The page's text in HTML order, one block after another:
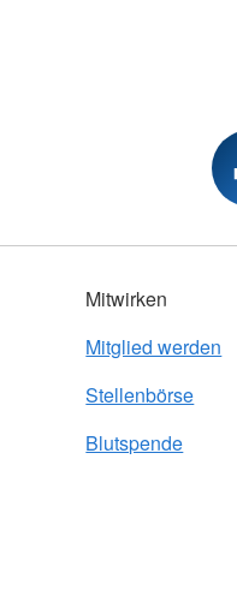
Mitwirken
Mitglied werden
Stellenbörse
Blutspende